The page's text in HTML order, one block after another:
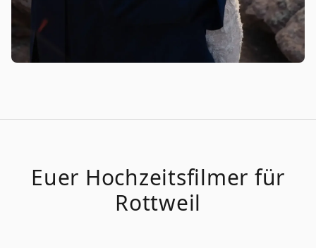
Euer Hochzeitsfilmer für
Rottweil